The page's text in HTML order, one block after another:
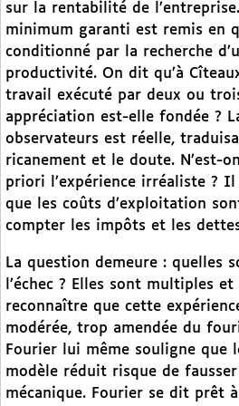
sur la rentabilité de
minimum garanti est remis en
conditionné par la recherche
productivité. On dit qu’à
travail exécuté par deux ou
appréciation est-elle fondée ?
observateurs est réelle,
ricanement et le doute. N’est-
priori l’expérience irréaliste ?
que les coûts d’exploitation
compter les impôts et les
La question demeure : quelles
l’échec ? Elles sont multiples
reconnaître que cette
modérée, trop amendée du
Fourier lui même souligne que
modèle réduit risque de
mécanique. Fourier se dit prêt